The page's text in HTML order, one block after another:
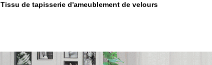
Tissu de tapisserie d'ameublement de velours